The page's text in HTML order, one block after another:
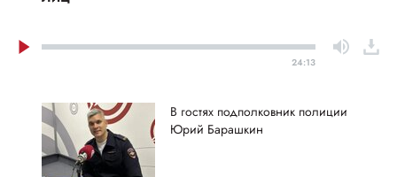
24:13
В гостях подполковник полиции
Юрий Барашкин